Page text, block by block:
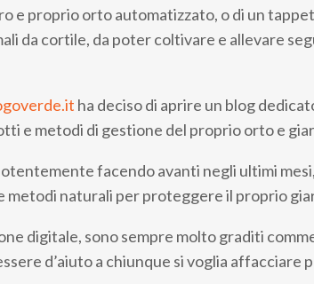
e proprio orto automatizzato, o di un
da cortile, da poter coltivare e allevare
ha deciso di aprire un blog
e metodi di gestione del proprio orto e
facendo avanti negli ultimi
naturali per proteggere il proprio
digitale, sono sempre molto graditi
d’aiuto a chiunque si voglia affacciare